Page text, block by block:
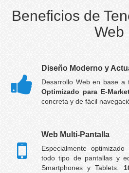
Beneficios de
Web
Diseño Moderno y
Desarrollo Web en base a
Optimizado para E-
concreta y de fácil
Web Multi-Pantalla
Especialmente
todo tipo de pantallas y
Smartphones y Tablets.